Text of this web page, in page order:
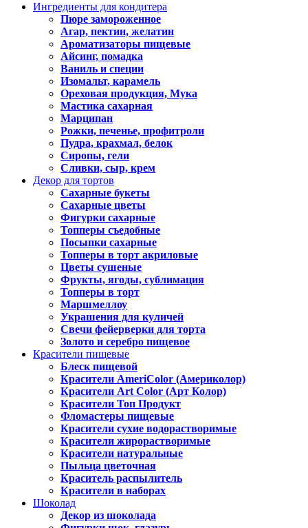
Ингредиенты для кондитера
Пюре замороженное
Агар, пектин, желатин
Ароматизаторы пищевые
Айсинг, помадка
Ваниль и специи
Изомальт, карамель
Ореховая продукция, Мука
Мастика сахарная
Марципан
Рожки, печенье, профитроли
Пудра, крахмал, белок
Сиропы, гели
Сливки, сыр, крем
Декор для тортов
Сахарные букеты
Сахарные цветы
Фигурки сахарные
Топперы съедобные
Посыпки сахарные
Топперы в торт акриловые
Цветы сушеные
Фрукты, ягоды, сублимация
Топперы в торт
Маршмеллоу
Украшения для куличей
Свечи фейерверки для торта
Золото и серебро пищевое
Красители пищевые
Блеск пищевой
Красители AmeriColor (Америколор)
Красители Art Color (Арт Колор)
Красители Топ Продукт
Фломастеры пищевые
Красители сухие водорастворимые
Красители жирорастворимые
Красители натуральные
Пыльца цветочная
Краситель распылитель
Красители в наборах
Шоколад
Декор из шоколада